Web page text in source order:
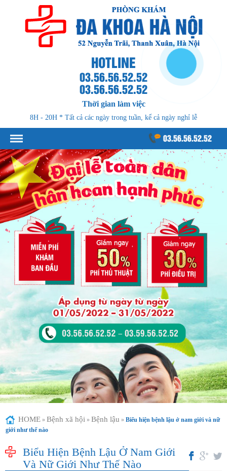
HOTLINE
03.56.56.52.52
03.56.56.52.52
Thời gian làm việc
8H - 20H * Tất cả các ngày trong tuần, kể cả ngày nghỉ lễ
03.56.56.52.52
HOME » Bệnh xã hội » Bệnh lậu » Biểu hiện bệnh lậu ở nam giới và nữ
giới như thế nào
Biểu Hiện Bệnh Lậu Ở Nam Giới
Và Nữ Giới Như Thế Nào